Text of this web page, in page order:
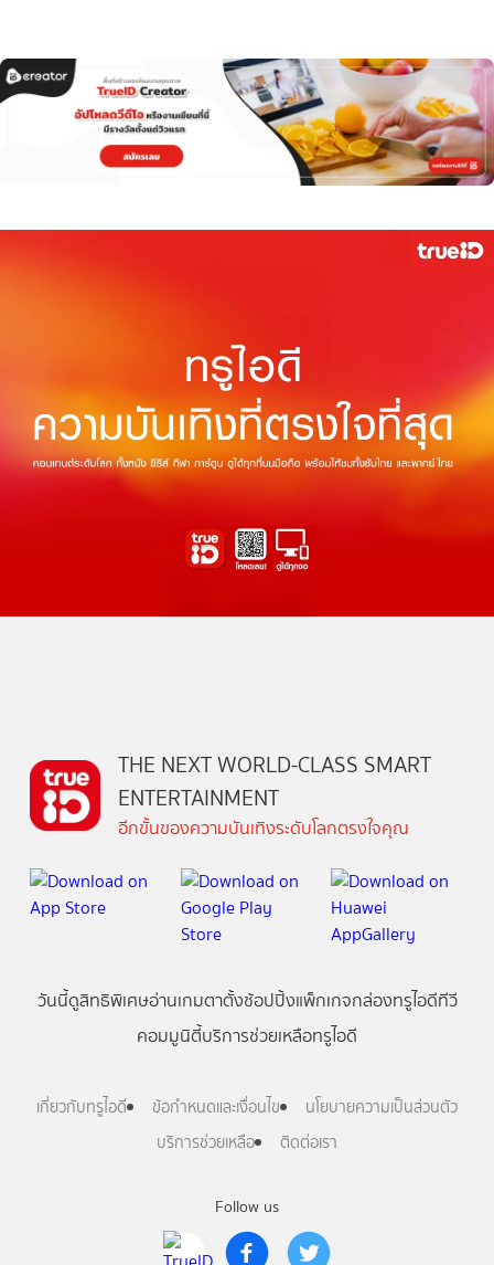
Follow us
THE NEXT WORLD-CLASS SMART
ENTERTAINMENT
อีกขั้นของความบันเทิงระดับโลกตรงใจคุณ
วันนี้ดูสิทธิพิเศษอ่านเกมตาตั้งช้อปปิ้งแพ็กเกจกล่องทรูไอดีทีวี
คอมมูนิตี้บริการช่วยเหลือทรูไอดี
เกี่ยวกับทรูไอดี ข้อกำหนดและเงื่อนไข
นโยบายความเป็นส่วนตัว
บริการช่วยเหลือ
ติดต่อเรา